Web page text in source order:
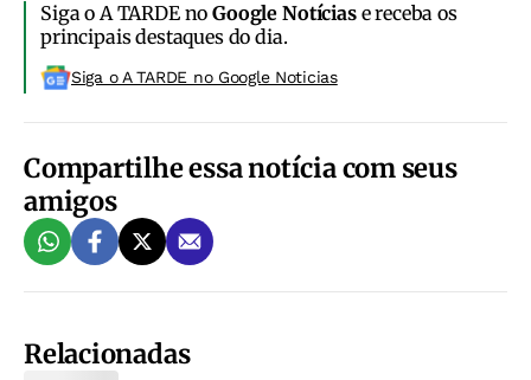
Siga o A TARDE noGoogle Notíciase receba os
principais destaques do dia.
Siga o A TARDE no Google Noticias
Compartilhe essa notícia com seus
amigos
Relacionadas